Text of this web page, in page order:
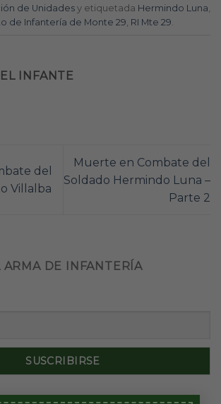
de Unidades y etiquetada Hermindo Luna
de Infantería de Monte 29 RI Mte 29
EL INFANTE
del
Villalba
Muerte en Combate del
Soldado Hermindo Luna –
Parte 2
ARMA DE INFANTERÍA